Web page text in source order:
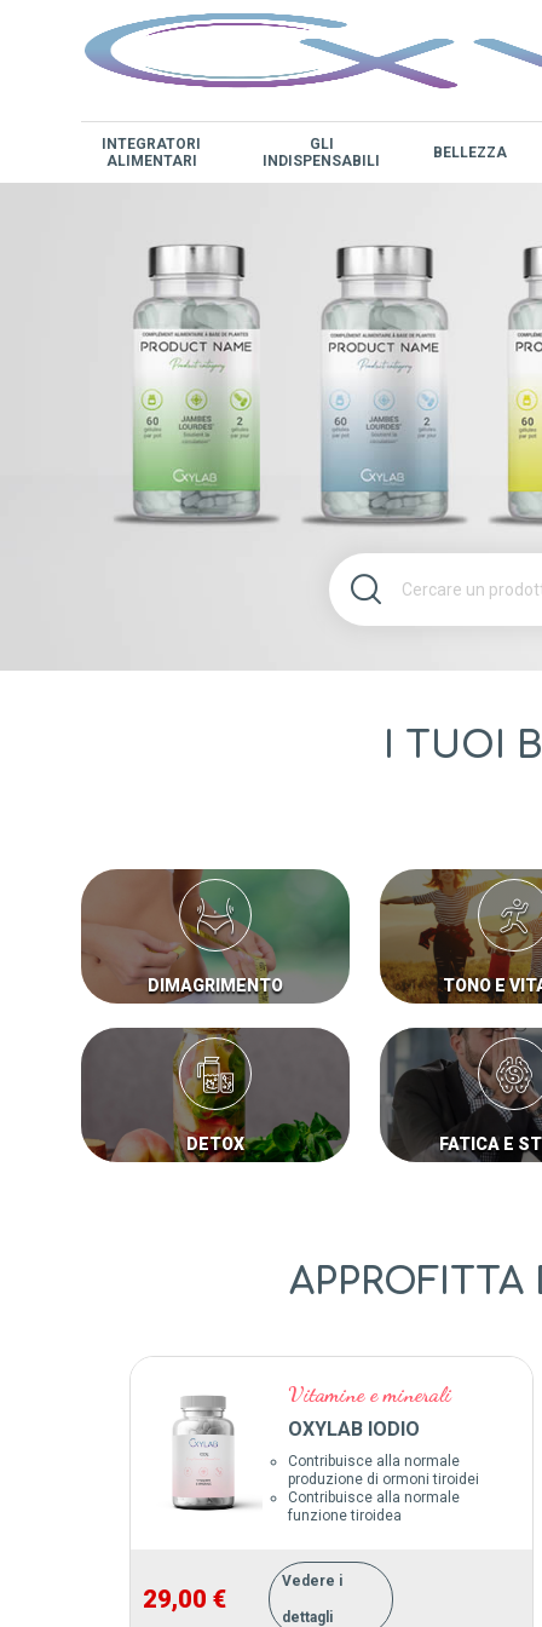
INTEGRATORI
ALIMENTARI
GLI
INDISPENSABILI
BELLEZZA
I TUOI
DIMAGRIMENTO TONO E
DETOX FATICA E
Vitamine e minerali
OXYLAB IODIO
Contribuisce alla normale
produzione di ormoni tiroidei
Contribuisce alla normale
funzione tiroidea
29,00 €
Vedere i
dettagli